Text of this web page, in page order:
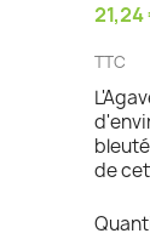
21,24
TTC
de